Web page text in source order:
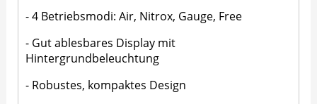
- 4 Betriebsmodi: Air, Nitrox, Gauge, Free
- Gut ablesbares Display mit
Hintergrundbeleuchtung
- Robustes, kompaktes Design